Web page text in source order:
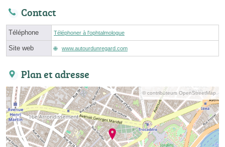
Contact
Téléphone Téléphoner à l'ophtalmologue
Site web www.autourdunregard.com
Plan et adresse
© contributeurs OpenStreetMap